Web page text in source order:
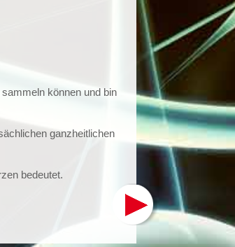
können und bin
ganzheitlichen
bedeutet.